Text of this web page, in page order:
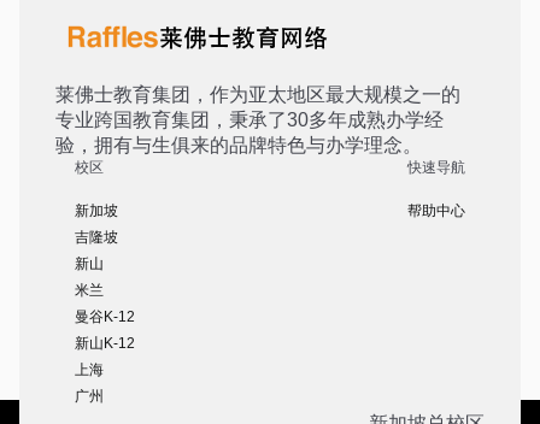
莱佛士教育集团，作为亚太地区最大规模之一的
专业跨国教育集团，秉承了30多年成熟办学经
验，拥有与生俱来的品牌特色与办学理念。
校区
新加坡
吉隆坡
新山
米兰
曼谷K-12
新山K-12
上海
广州
快速导航
帮助中心